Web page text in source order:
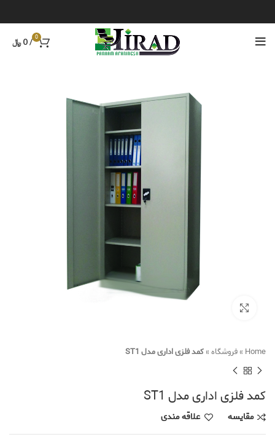
0
/
0 ﷼
Home
»فروشگاه»کمد فلزی اداری مدل ST1
کمد فلزی اداری مدل ST1
مقایسه علاقه مندی